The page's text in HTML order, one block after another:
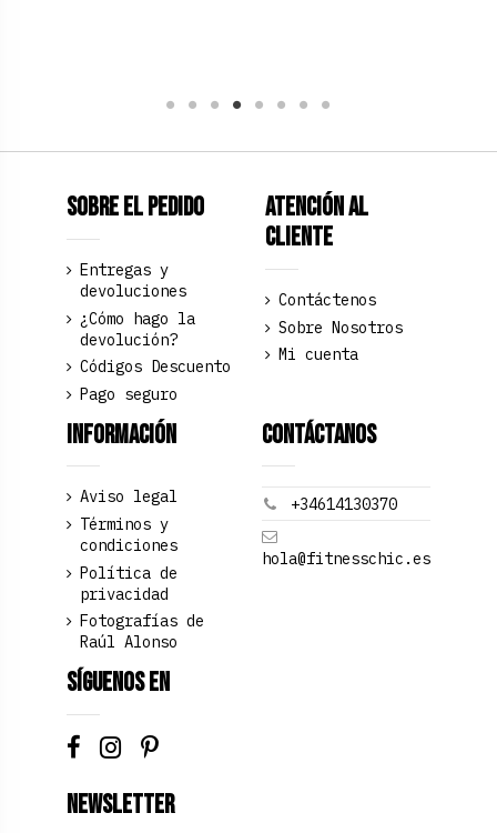
Sobre el pedido
Entregas y
devoluciones
¿Cómo hago la
devolución?
Códigos Descuento
Pago seguro
Atención al
Cliente
Contáctenos
Sobre Nosotros
Mi cuenta
Información
Aviso legal
Términos y
condiciones
Política de
privacidad
Fotografías de
Raúl Alonso
Contáctanos
+34614130370
hola@fitnesschic.es
Síguenos en
Newsletter